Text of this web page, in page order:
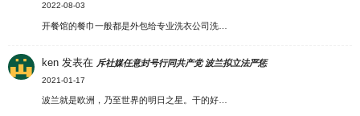
2022-08-03
开餐馆的餐巾一般都是外包给专业洗衣公司洗…
ken 发表在 斥社媒任意封号行同共产党 波兰拟立法严惩
2021-01-17
波兰就是欧洲，乃至世界的明日之星。干的好…